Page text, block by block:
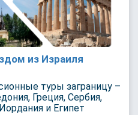
из Израиля
туры заграницу –
Греция, Сербия,
и Египет